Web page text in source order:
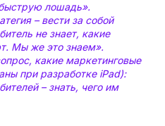
лошадь».
– вести за собой
не знает, какие
Мы же это знаем».
какие маркетинговые
при разработке iPad):
– знать, чего им